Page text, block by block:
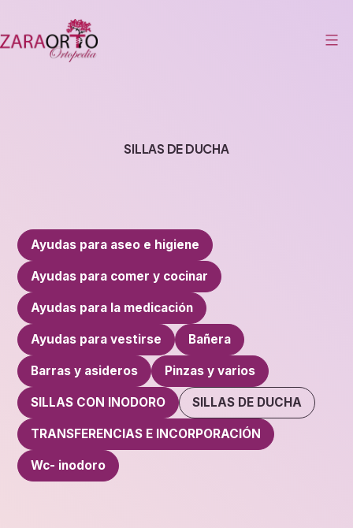
al
contenido
SILLAS DE DUCHA
Ayudas para aseo e higiene
Ayudas para comer y cocinar
Ayudas para la medicación
Ayudas para vestirse Bañera
Barras y asideros Pinzas y varios
SILLAS CON INODORO SILLAS DE DUCHA
TRANSFERENCIAS E INCORPORACIÓN
Wc- inodoro